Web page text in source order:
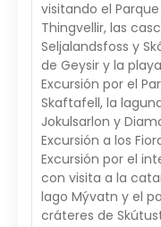
visitando el
Thingvellir, las
Seljalandsfoss y
de Geysir y la
Excursión por el
Skaftafell, la
Jokulsarlon y
Excursión a los
Excursión por el
con visita a la
lago Mývatn y el
cráteres de